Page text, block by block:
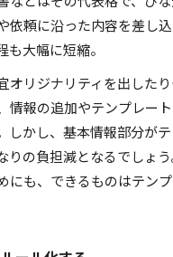
依頼に沿った内容を差し
も大幅に短縮。
オリジナリティを出した
情報の追加やテンプレー
しかし、基本情報部分が
りの負担減となるでしょ
にも、できるものはテン